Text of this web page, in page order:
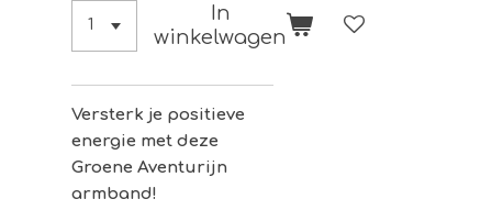
In
winkelwagen
Versterk je positieve
energie met deze
Groene Aventurijn
armband!